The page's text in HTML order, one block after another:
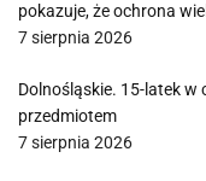
pokazuje, że ochrona
7 sierpnia 2026
Dolnośląskie. 15-latek
przedmiotem
7 sierpnia 2026